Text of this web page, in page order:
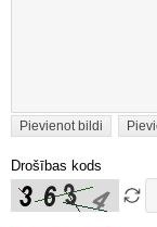
Pievienot bildi
Drošības kods